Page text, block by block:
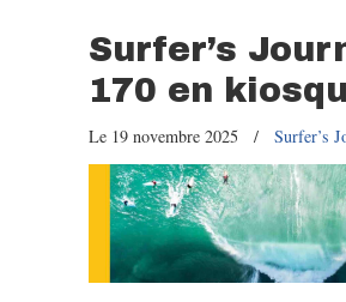
Surfer’s
170 en
Le 19 novembre 2025 / Surfer’s